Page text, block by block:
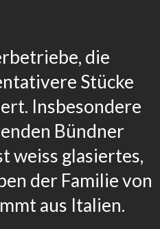
die
Stücke
Insbesondere
Bündner
weiss glasiertes,
der Familie von
aus Italien.